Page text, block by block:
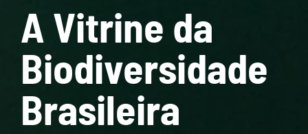
A Vitrine da
Biodiversidade
Brasileira